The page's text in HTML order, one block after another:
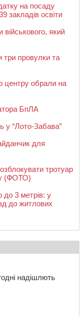
на посаду
закладів освіти
який
провулки та
центру обрали на
БпЛА
у “Лото-Забава”
для
тротуар
(ФОТО)
3 метрів: у
до житлових
надішлють